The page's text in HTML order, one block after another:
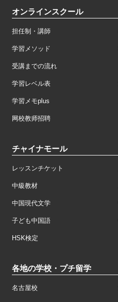
オンラインスクール
担任制・講師
学習メソッド
受講までの流れ
学習レベル表
学習メモplus
网校教师招聘
チャイナモール
レッスンチケット
中級教材
中国現代文学
子ども中国語
HSK検定
各地の学校・プチ留学
名古屋校